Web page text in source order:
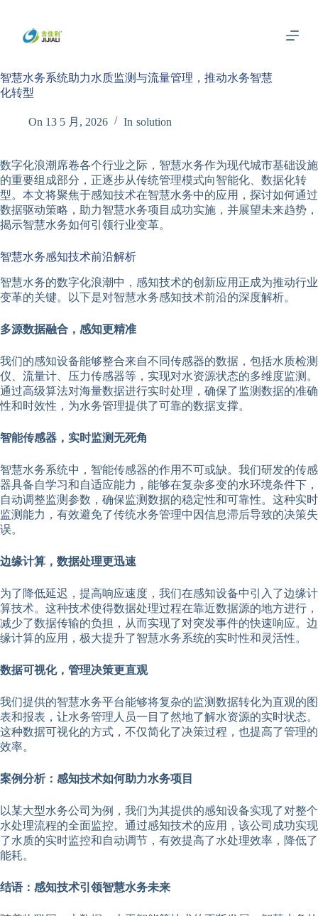
内
智慧水务系统助力水质监测与流量管理，推动水务智慧
化转型
On 13 5 月, 2026 In solution
数字化浪潮席卷各个行业之际，智慧水务作为现代城市基础设施
的重要组成部分，正逐步从传统管理模式向智能化、数据化转
型。本文将聚焦于感知技术在智慧水务中的应用，探讨如何通过
数据驱动策略，助力智慧水务项目成功实施，并展望未来趋势，
揭示智慧水务如何引领行业变革。
智慧水务感知技术前沿解析
智慧水务的数字化浪潮中，感知技术的创新应用正成为推动行业
变革的关键。以下是对智慧水务感知技术前沿的深度解析。
多源数据融合，感知更精准
我们的感知设备能够整合来自不同传感器的数据，包括水质检测
仪、流量计、压力传感器等，实现对水资源状态的多维度监测。
通过高级算法对海量数据进行实时处理，确保了监测数据的准确
性和时效性，为水务管理提供了可靠的数据支撑。
智能传感器，实时监测无死角
智慧水务系统中，智能传感器的作用不可或缺。我们研发的传感
器具备自学习和自适应能力，能够在复杂多变的水环境条件下，
自动调整监测参数，确保监测数据的稳定性和可靠性。这种实时
监测能力，有效避免了传统水务管理中因信息滞后导致的决策失
误。
边缘计算，数据处理更迅速
为了降低延迟，提高响应速度，我们在感知设备中引入了边缘计
算技术。这种技术使得数据处理过程在靠近数据源的地方进行，
减少了数据传输的负担，从而实现了对突发事件的快速响应。边
缘计算的应用，极大提升了智慧水务系统的实时性和灵活性。
数据可视化，管理决策更直观
我们提供的智慧水务平台能够将复杂的监测数据转化为直观的图
表和报表，让水务管理人员一目了然地了解水资源的实时状态。
这种数据可视化的方式，不仅简化了决策过程，也提高了管理的
效率。
案例分析：感知技术如何助力水务项目
以某大型水务公司为例，我们为其提供的感知设备实现了对整个
水处理流程的全面监控。通过感知技术的应用，该公司成功实现
了水质的实时监控和自动调节，有效提高了水处理效率，降低了
能耗。
结语：感知技术引领智慧水务未来